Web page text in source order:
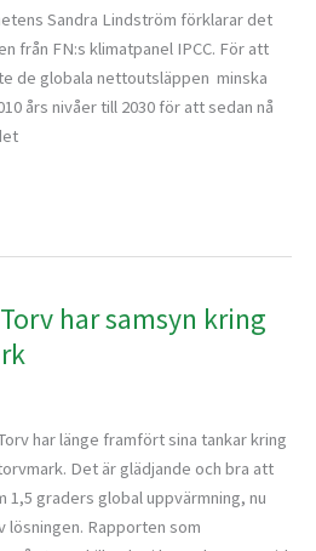
Sandra Lindström förklarar det
från FN:s klimatpanel IPCC. För att
de globala nettoutsläppen minska
års nivåer till 2030 för att sedan nå
har samsyn kring
har länge framfört sina tankar kring
Det är glädjande och bra att
1,5 graders global uppvärmning, nu
Rapporten som